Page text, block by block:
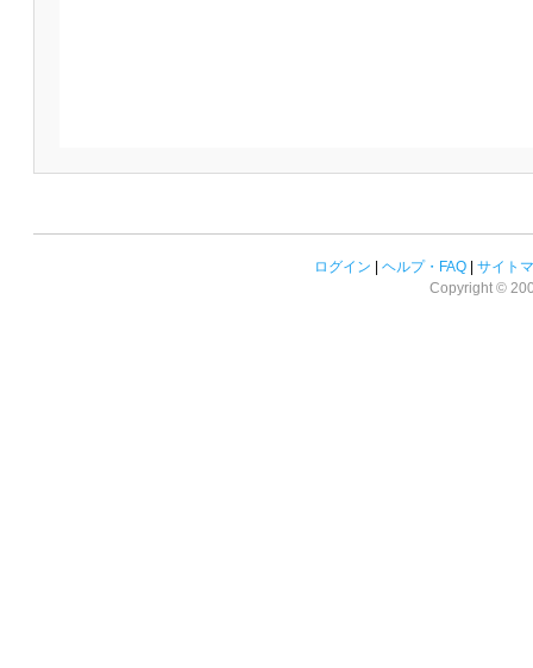
ログイン ヘルプ・FAQ
サイト
Copyright ©